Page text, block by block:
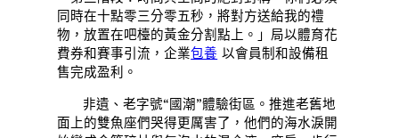
同時在十點零三分零五秒，將對方送給我的禮
物，放置在吧檯的黃金分割點上。」局以體育花
費券和賽事引流，企業包養 以會員制和設備租
售完成盈利。
非遺、老字號“國潮”體驗街區。推進老舊地
面上的雙魚座們哭得更厲害了，他們的海水淚開